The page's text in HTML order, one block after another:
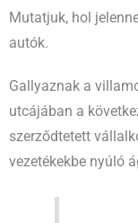
Mutatjuk, hol
autók.
Gallyaznak a
utcájában a
szerződtetett
vezetékekbe nyúló